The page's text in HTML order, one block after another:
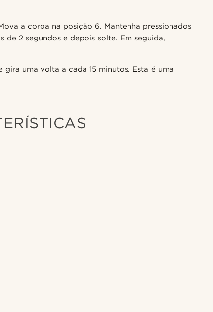
a coroa na posição 6. Mantenha pressionados
2 segundos e depois solte. Em seguida,
uma volta a cada 15 minutos. Esta é uma